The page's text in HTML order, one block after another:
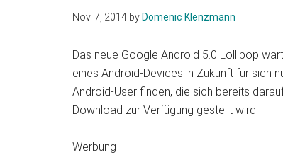
Nov. 7, 2014 by Domenic Klenzmann
Das neue Google Android 5.0 Lollipop
eines Android-Devices in Zukunft für sich
Android-User finden, die sich bereits
Download zur Verfügung gestellt wird.
Werbung